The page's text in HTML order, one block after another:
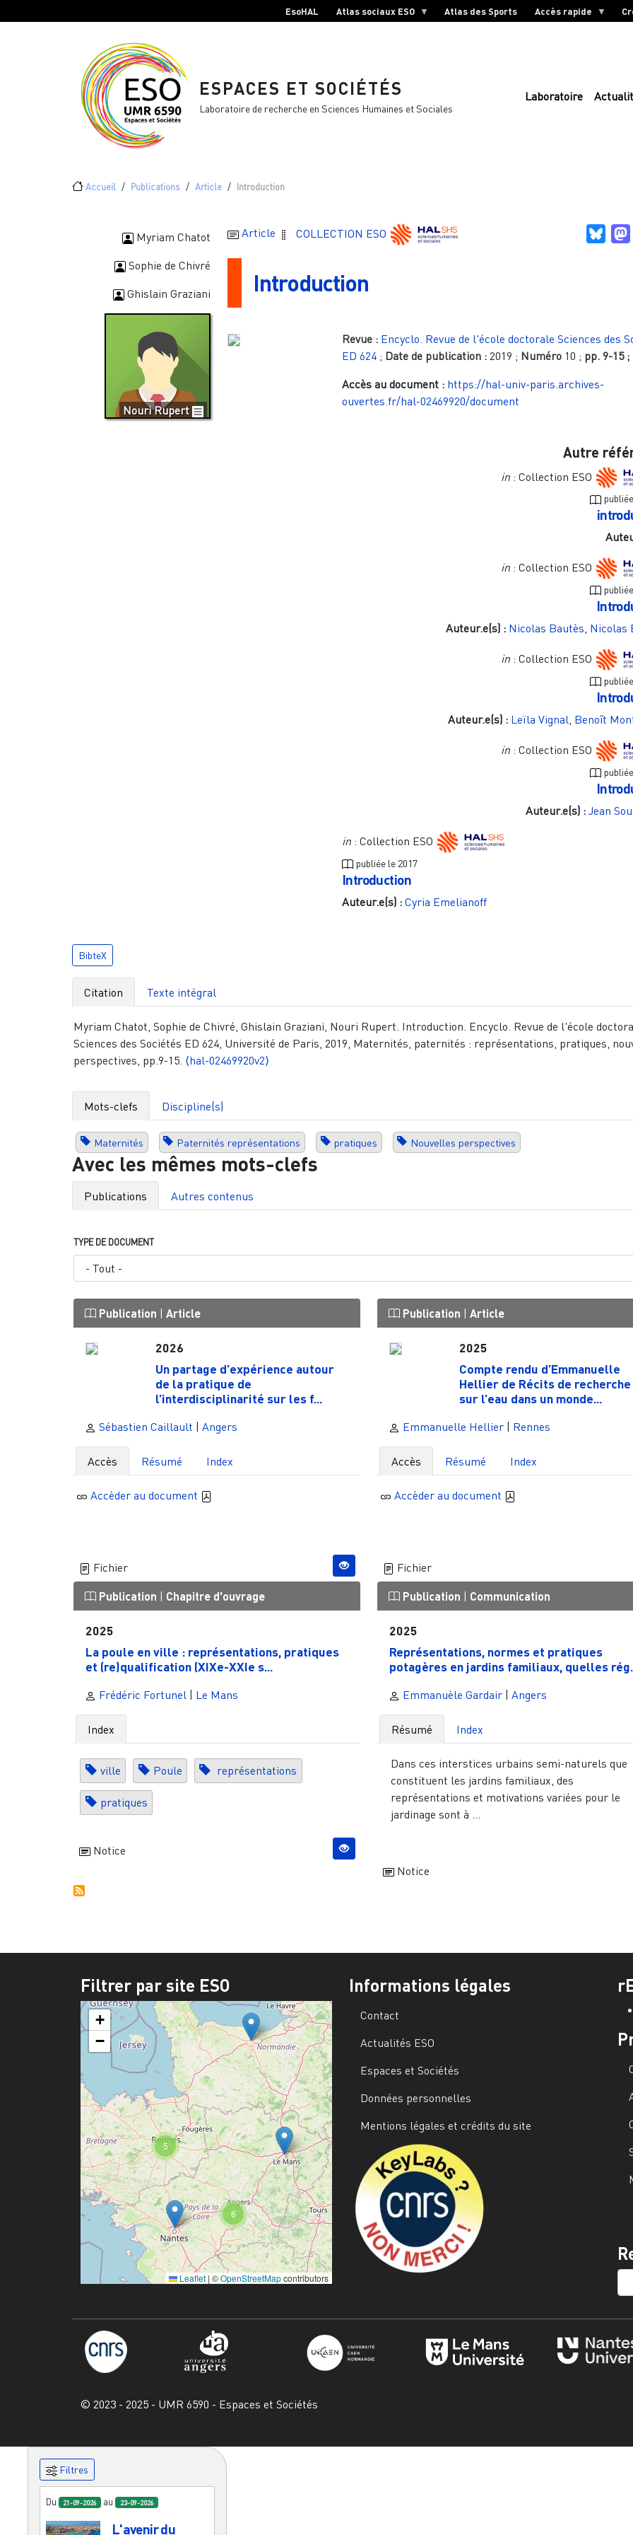
EsoHAL Atlas sociaux ESO Atlas des Sports Accès rapide
ESPACES ET SOCIÉTÉS
Laboratoire de recherche en Sciences Humaines et Sociales
Laboratoire
Fil d'Ariane
Accueil Publications Article Introduction
Myriam Chatot
Sophie de Chivré
Ghislain Graziani
Nouri Rupert
Article COLLECTION ESO
Introduction
Revue : Encyclo. Revue de l'école doctorale Sciences des
ED 624 ; Date de publication : 2019 ; Numéro 10 ; pp. 9-15 ;
Accès au document : https://hal-univ-paris.archives-
ouvertes.fr/hal-02469920/document
Autre
in: Collection ESO
in: Collection ESO
Auteur.e(s) : Nicolas Bautès, Nicolas
in: Collection ESO
Auteur.e(s) : Leïla Vignal, Benoît
in: Collection ESO
Auteur.e(s) : Jean
in: Collection ESO
publiée le 2017
Introduction
Auteur.e(s) : Cyria Emelianoff
BibteX
Citation Texte intégral
Myriam Chatot, Sophie de Chivré, Ghislain Graziani, Nouri Rupert. Introduction. Encyclo. Revue de l'école
Sciences des Sociétés ED 624, Université de Paris, 2019, Maternités, paternités : représentations, pratiques,
perspectives, pp.9-15. ⟨hal-02469920v2⟩
Mots-clefs Discipline(s)
Maternités Paternités représentations pratiques Nouvelles perspectives
Avec les mêmes mots-clefs
Publications Autres contenus
TYPE DE DOCUMENT
Publication Article
2026
Un partage d’expérience autour
de la pratique de
l’interdisciplinarité sur les f...
Sébastien Caillault | Angers
Accès Résumé Index
Accèder au document
Fichier
Publication Article
2025
Compte rendu d’Emmanuelle
Hellier de Récits de recherche
sur l’eau dans un monde...
Emmanuelle Hellier| Rennes
Accès Résumé Index
Accèder au document
Fichier
Publication Chapitre d'ouvrage
2025
La poule en ville : représentations, pratiques
et (re)qualification (XIXe-XXIe s...
Frédéric Fortunel | Le Mans
Index
ville Poule représentations
pratiques
Notice
Publication Communication
2025
Représentations, normes et pratiques
potagères en jardins familiaux, quelles
Emmanuèle Gardair| Angers
Résumé Index
Dans ces interstices urbains semi-naturels que
constituent les jardins familiaux, des
représentations et motivations variées pour le
jardinage sont à ...
Notice
Filtres
Du 21-09-2026 au 23-09-2026
L'avenir du
Filtrer par site ESO
6
5
+
−
Leaflet | ©OpenStreetMapcontributors
Informations légales
Contact
Actualités ESO
Espaces et Sociétés
Données personnelles
Mentions légales et crédits du site
© 2023 - 2025 - UMR 6590 - Espaces et Sociétés